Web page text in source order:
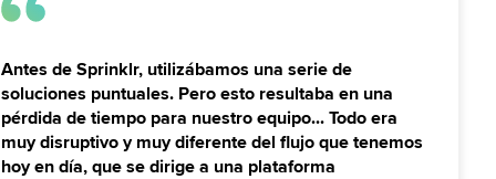
Antes de Sprinklr, utilizábamos una serie de
soluciones puntuales. Pero esto resultaba en una
pérdida de tiempo para nuestro equipo... Todo era
muy disruptivo y muy diferente del flujo que tenemos
hoy en día, que se dirige a una plataforma